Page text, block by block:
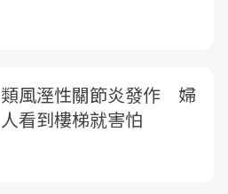
類風溼性關節炎發作 婦
人看到樓梯就害怕